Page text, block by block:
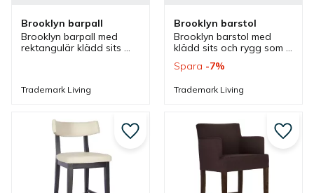
Brooklyn barpall
Brooklyn barpall med
rektangulär klädd sits
som passar bra i olika
Trademark Living
Brooklyn barstol
Brooklyn barstol med
klädd sits och rygg som
har vintage utseende
passar bra i olika miljöer.
Spara 7%
Trademark Living
Lägg till i favoriter Lägg